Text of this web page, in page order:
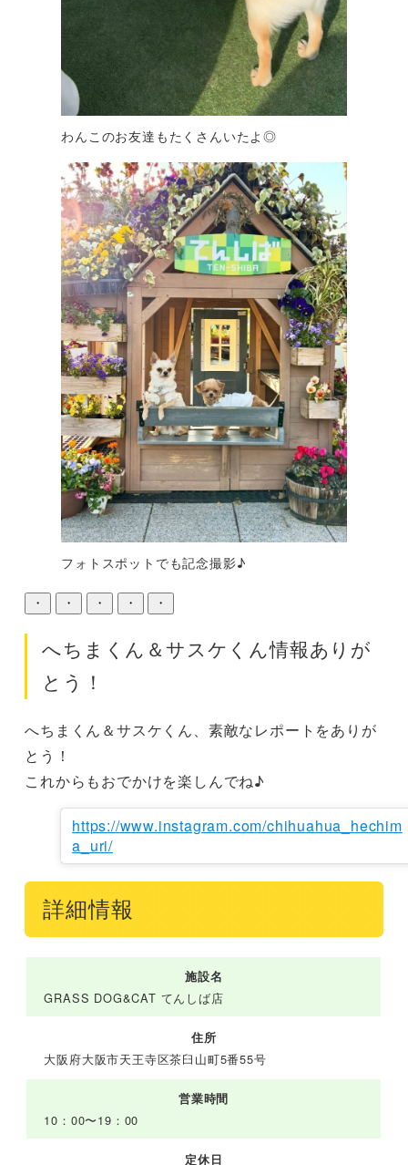
わんこのお友達もたくさんいたよ◎
フォトスポットでも記念撮影♪
・ ・ ・ ・ ・
へちまくん＆サスケくん情報ありが
とう！
へちまくん＆サスケくん、素敵なレポートをありが
とう！
これからもおでかけを楽しんでね♪
https://www.instagram.com/chihuahua_hechim
a_uri/
詳細情報
施設名
GRASS DOG&CAT てんしば店
住所
大阪府大阪市天王寺区茶臼山町5番55号
営業時間
10：00〜19：00
定休日